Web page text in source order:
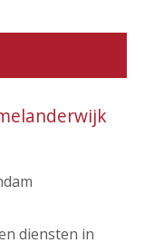
diensten in